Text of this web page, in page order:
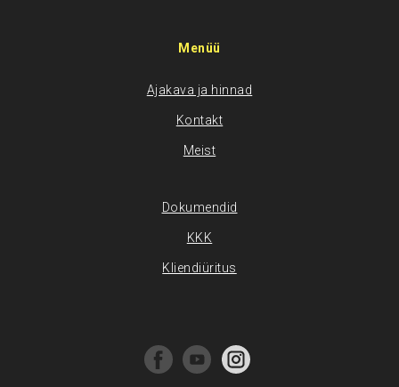
Menüü
Ajakava ja hinnad
Kontakt
Meist
Dokumendid
KKK
Kliendiüritus